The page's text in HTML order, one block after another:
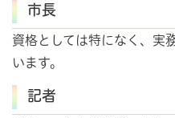
市長
資格としては特になく、実
います。
記者